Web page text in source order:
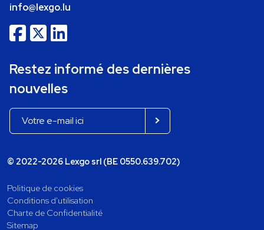
info@lexgo.lu
Restez informé des dernières
nouvelles
© 2022-2026 Lexgo srl (BE 0550.639.702)
Politique de cookies
Conditions d'utilisation
Charte de Confidentialité
Sitemap